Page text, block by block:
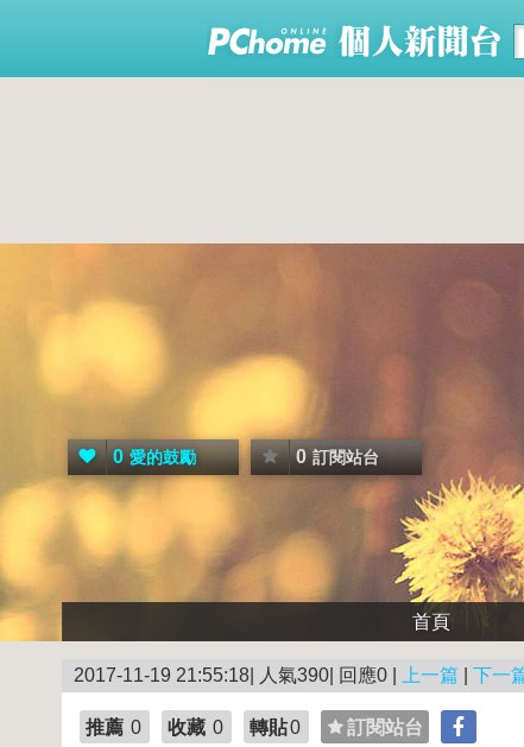
0 愛的鼓勵 0 訂閱站台
首頁
2017-11-19 21:55:18| 人氣390| 回應0 | 上一篇 下一
推薦 0 收藏 0 轉貼0 訂閱站台